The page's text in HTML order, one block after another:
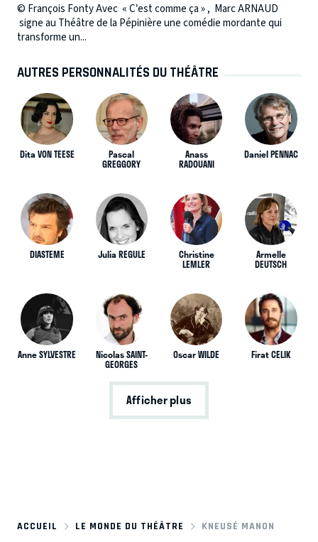
© François Fonty Avec « C’est comme ça » , Marc ARNAUD
signe au Théâtre de la Pépinière une comédie mordante qui
transforme un...
AUTRES PERSONNALITÉS DU THÉÂTRE
Dita VON TEESE Pascal
GREGGORY
Anass
RADOUANI
Daniel PENNAC
DIASTEME Julia REGULE Christine
LEMLER
Armelle
DEUTSCH
Anne SYLVESTRE Nicolas SAINT-
GEORGES
Oscar WILDE Firat CELIK
Afficher plus
ACCUEIL LE MONDE DU THÉÂTRE KNEUSÉ MANON